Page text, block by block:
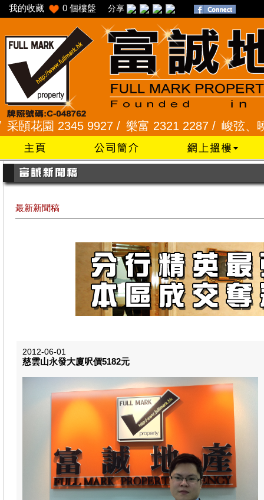
我的收藏 0 個樓盤 分享
園 2345 9927 / 樂富 2321 2287 / 峻弦、曉暉
最新新聞稿
2012-06-01
慈雲山永發大廈呎價5182元